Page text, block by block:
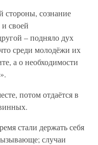
стороны, сознание
и своей
– подняло дух
среди молодёжи их
а о необходимости
потом отдаётся в
стали держать себя
случаи